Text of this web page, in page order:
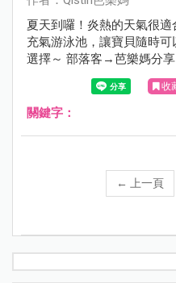
夏天到囉！炎熱的天氣很
充氣游泳池，讓寶貝隨時
選擇～ 部落客→芭樂媽分享
有需要的媽咪們參考囉！
收
關鍵字：
← 上一頁